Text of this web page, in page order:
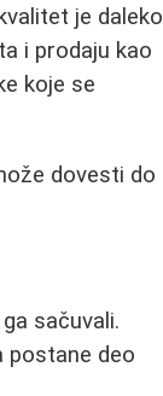
je daleko
i prodaju kao
koje se
dovesti do
sačuvali.
postane deo